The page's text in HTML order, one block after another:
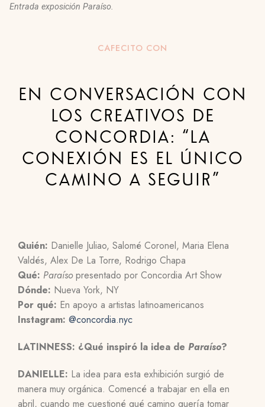
Entrada exposición Paraíso.
CAFECITO CON
EN CONVERSACIÓN CON
LOS CREATIVOS DE
CONCORDIA: “LA
CONEXIÓN ES EL ÚNICO
CAMINO A SEGUIR”
Quién: Danielle Juliao, Salomé Coronel, Maria Elena
Valdés, Alex De La Torre, Rodrigo Chapa
Qué: Paraísopresentado por Concordia Art Show
Dónde: Nueva York, NY
Por qué: En apoyo a artistas latinoamericanos
Instagram: @concordia.nyc
LATINNESS: ¿Qué inspiró la idea de Paraíso?
DANIELLE: La idea para esta exhibición surgió de
manera muy orgánica. Comencé a trabajar en ella en
abril, cuando me cuestioné qué camino quería tomar